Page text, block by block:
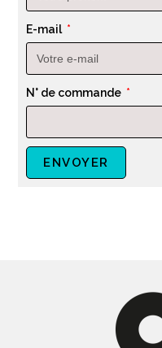
E-mail
N° de commande
ENVOYER